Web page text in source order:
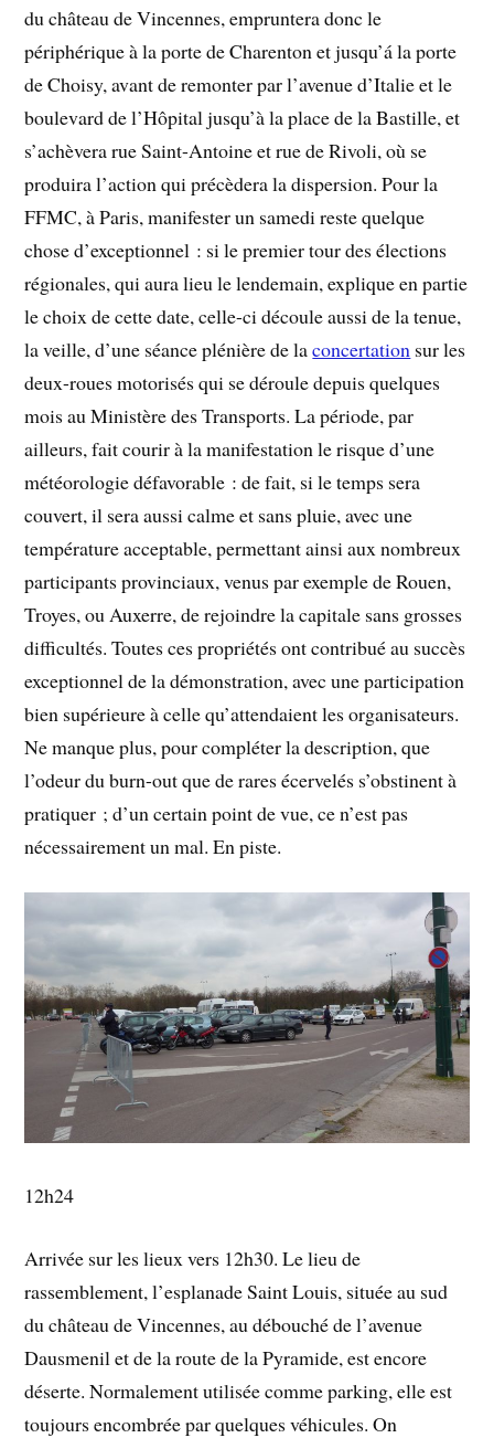
du château de Vincennes, empruntera donc le
périphérique à la porte de Charenton et jusqu’á la porte
de Choisy, avant de remonter par l’avenue d’Italie et le
boulevard de l’Hôpital jusqu’à la place de la Bastille, et
s’achèvera rue Saint-Antoine et rue de Rivoli, où se
produira l’action qui précèdera la dispersion. Pour la
FFMC, à Paris, manifester un samedi reste quelque
chose d’exceptionnel : si le premier tour des élections
régionales, qui aura lieu le lendemain, explique en partie
le choix de cette date, celle-ci découle aussi de la tenue,
la veille, d’une séance plénière de laconcertation sur les
deux-roues motorisés qui se déroule depuis quelques
mois au Ministère des Transports. La période, par
ailleurs, fait courir à la manifestation le risque d’une
météorologie défavorable : de fait, si le temps sera
couvert, il sera aussi calme et sans pluie, avec une
température acceptable, permettant ainsi aux nombreux
participants provinciaux, venus par exemple de Rouen,
Troyes, ou Auxerre, de rejoindre la capitale sans grosses
difficultés. Toutes ces propriétés ont contribué au succès
exceptionnel de la démonstration, avec une participation
bien supérieure à celle qu’attendaient les organisateurs.
Ne manque plus, pour compléter la description, que
l’odeur du burn-out que de rares écervelés s’obstinent à
pratiquer ; d’un certain point de vue, ce n’est pas
nécessairement un mal. En piste.
12h24
Arrivée sur les lieux vers 12h30. Le lieu de
rassemblement, l’esplanade Saint Louis, située au sud
du château de Vincennes, au débouché de l’avenue
Dausmenil et de la route de la Pyramide, est encore
déserte. Normalement utilisée comme parking, elle est
toujours encombrée par quelques véhicules. On